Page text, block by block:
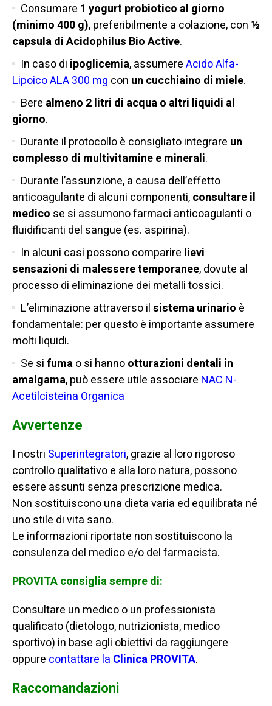
Consumare 1 yogurt probiotico al giorno
(minimo 400 g), preferibilmente a colazione, con ½
capsula di Acidophilus Bio Active.
In caso di ipoglicemia, assumereAcido Alfa-
Lipoico ALA 300 mg con un cucchiaino di miele.
Bere almeno 2 litri di acqua o altri liquidi al
giorno.
Durante il protocollo è consigliato integrare un
complesso di multivitamine e minerali.
Durante l’assunzione, a causa dell’effetto
anticoagulante di alcuni componenti,consultare il
medico se si assumono farmaci anticoagulanti o
fluidificanti del sangue (es. aspirina).
In alcuni casi possono comparire lievi
sensazioni di malessere temporanee, dovute al
processo di eliminazione dei metalli tossici.
L’eliminazione attraverso ilsistema urinario è
fondamentale: per questo è importante assumere
molti liquidi.
Se sifumao si hannootturazioni dentali in
amalgama, può essere utile associare NAC N-
Acetilcisteina Organica
Avvertenze
I nostri Superintegratori, grazie al loro rigoroso
controllo qualitativo e alla loro natura, possono
essere assunti senza prescrizione medica.
Non sostituiscono una dieta varia ed equilibrata né
uno stile di vita sano.
Le informazioni riportate non sostituiscono la
consulenza del medico e/o del farmacista.
PROVITA consiglia sempre di:
Consultare un medico o un professionista
qualificato (dietologo, nutrizionista, medico
sportivo) in base agli obiettivi da raggiungere
oppure contattare la Clinica PROVITA.
Raccomandazioni